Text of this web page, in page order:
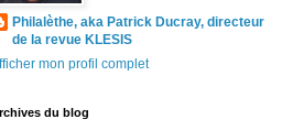
Philalèthe, aka Patrick Ducray, directeur
de la revue KLESIS
mon profil complet
du blog